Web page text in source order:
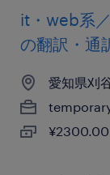
it・web系
の翻訳・通
愛知県刈